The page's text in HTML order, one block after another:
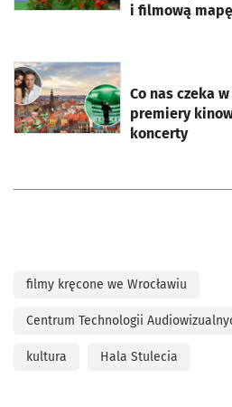
i filmową
Co nas czeka
premiery
koncerty
otworzy się w nowej karcie
filmy kręcone we Wrocławiu
Centrum Technologii
kultura Hala Stulecia